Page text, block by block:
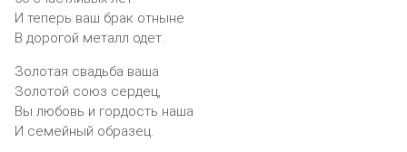
И теперь ваш брак отныне
В дорогой металл одет.
Золотая свадьба ваша
Золотой союз сердец,
Вы любовь и гордость наша
И семейный образец.